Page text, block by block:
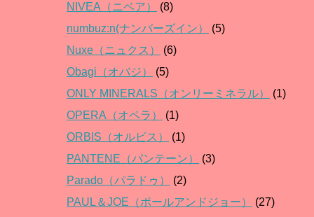
NIVEA（ニベア）
(8)
numbuz:n(ナンバーズイン）
(5)
Nuxe（ニュクス）
(6)
Obagi（オバジ）
(5)
ONLY MINERALS（オンリーミネラル）
(1)
OPERA（オペラ）
(1)
ORBIS（オルビス）
(1)
PANTENE（パンテーン）
(3)
Parado（パラドゥ）
(2)
PAUL＆JOE（ポールアンドジョー）
(27)